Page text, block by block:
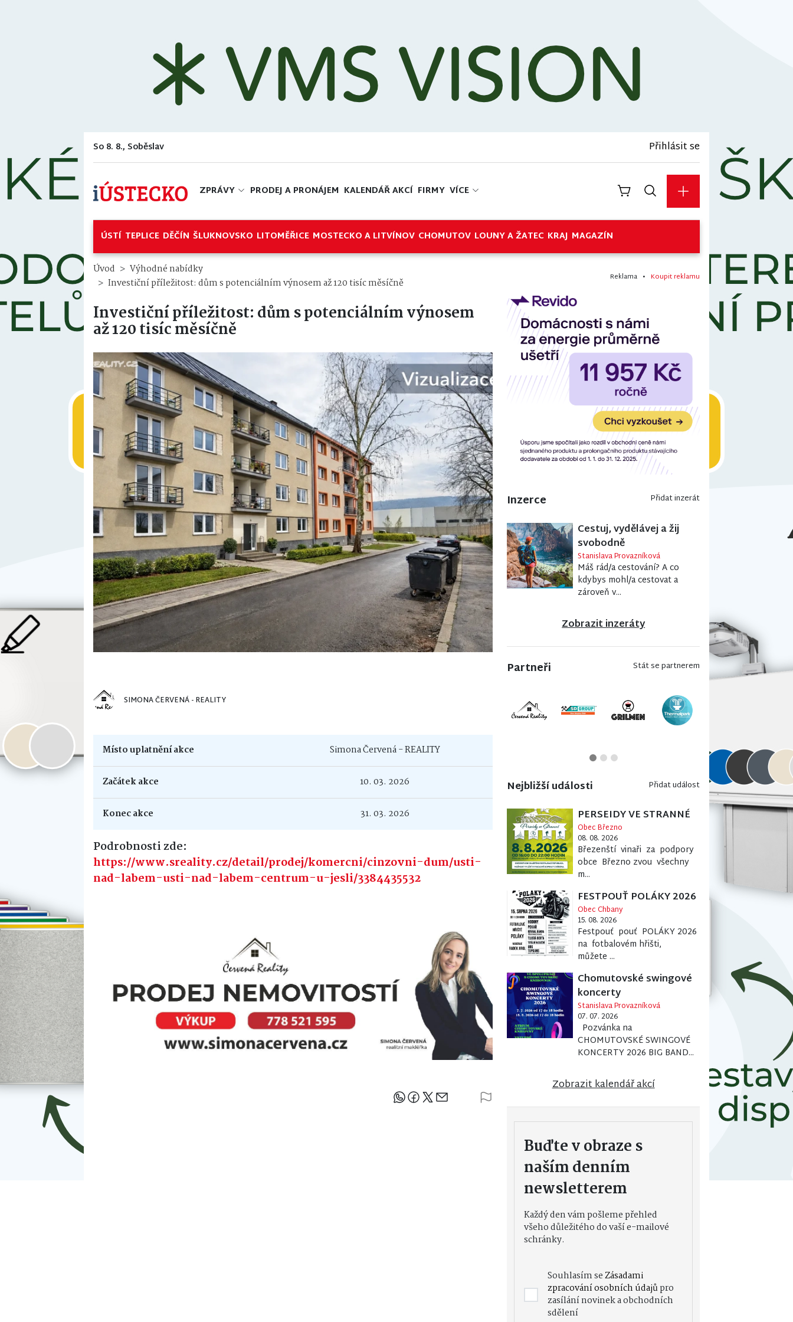
So 8. 8., Soběslav Přihlásit se
ZPRÁVY PRODEJ A PRONÁJEM KALENDÁŘ AKCÍ FIRMY VÍCE
ÚSTÍ TEPLICE DĚČÍN ŠLUKNOVSKO LITOMĚŘICE MOSTECKO A LITVÍNOV CHOMUTOV LOUNY A ŽATEC KRAJ MAGAZÍN
Investiční příležitost: dům s potenciálním výnosem až 120
Úvod
Výhodné nabídky
Investiční příležitost: dům s potenciálním výnosem až 120 tisíc měsíčně
Investiční příležitost: dům s potenciálním výnosem
až 120 tisíc měsíčně
SIMONA ČERVENÁ - REALITY
Místo uplatnění akce Simona Červená - REALITY
Začátek akce 10. 03. 2026
Konec akce 31. 03. 2026
Podrobnosti zde:
https://www.sreality.cz/detail/prodej/komercni/cinzovni-dum/usti-
nad-labem-usti-nad-labem-centrum-u-jesli/3384435532
Sdílejte článek
Reklama • Koupit reklamu
Inzerce Přidat inzerát
Cestuj, vydělávej a žij
svobodně
Stanislava Provazníková
Máš rád/a cestování? A co
kdybys mohl/a cestovat a
zároveň v...
Zobrazit inzeráty
Partneři Stát se partnerem
Nejbližší události Přidat událost
PERSEIDY VE STRANNÉ
Obec Březno
08. 08. 2026
Březenští vinaři za podpory
obce Březno zvou všechny
m...
FESTPOUŤ POLÁKY 2026
Obec Chbany
15. 08. 2026
Festpouť pouť POLÁKY 2026
na fotbalovém hřišti,
můžete ...
Chomutovské swingové
koncerty
Stanislava Provazníková
07. 07. 2026
Pozvánka na
CHOMUTOVSKÉ SWINGOVÉ
KONCERTY 2026 BIG BAND...
Zobrazit kalendář akcí
Buďte v obraze s
naším denním
newsletterem
Každý den vám pošleme přehled
všeho důležitého do vaší e-mailové
schránky.
Souhlasím seZásadami
zpracování osobních údajůpro
zasílání novinek a obchodních
sdělení